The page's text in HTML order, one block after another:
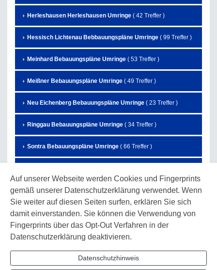
Auf unserer Webseite werden Cookies und Fingerprints
gemäß unserer Datenschutzerklärung verwendet. Wenn
Sie weiter auf diesen Seiten surfen, erklären Sie sich
damit einverstanden. Sie können die Verwendung von
Fingerprints über das Opt-Out Verfahren in der
Datenschutzerklärung deaktivieren.
Datenschutzhinweis
Herleshausen Herleshausen Umringe ( 42 Treffer )
Hessisch Lichtenau Bebbauungspläne Umringe ( 99 Treffer )
Meinhard Bebauungspläne Umringe ( 53 Treffer )
Meißner Bebauungspläne Umringe ( 49 Treffer )
Neu Eichenberg Bebauungspläne Umringe ( 23 Treffer )
Ringgau Bebauungspläne Umringe ( 34 Treffer )
Sontra Bebauungspläne Umringe ( 66 Treffer )
Wanfried Bebauungspläne Umringe( 65 Treffer )
Wehretal Bebauungspläne Umringe ( 53 Treffer )
Weißenborn Bebauungspläne Umringe
Witzenhausen Bebauungspläne Umringe